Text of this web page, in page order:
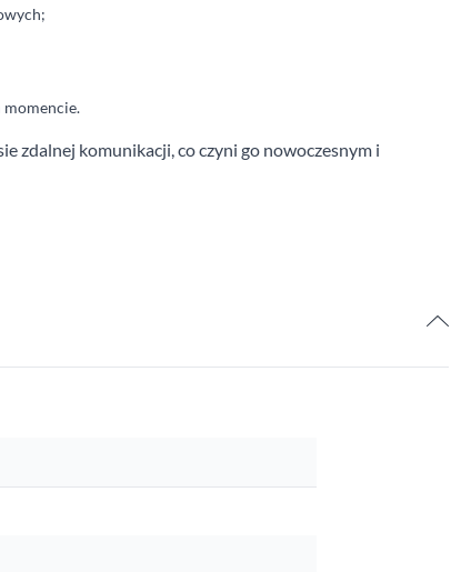
zdalnej komunikacji, co czyni go nowoczesnym i